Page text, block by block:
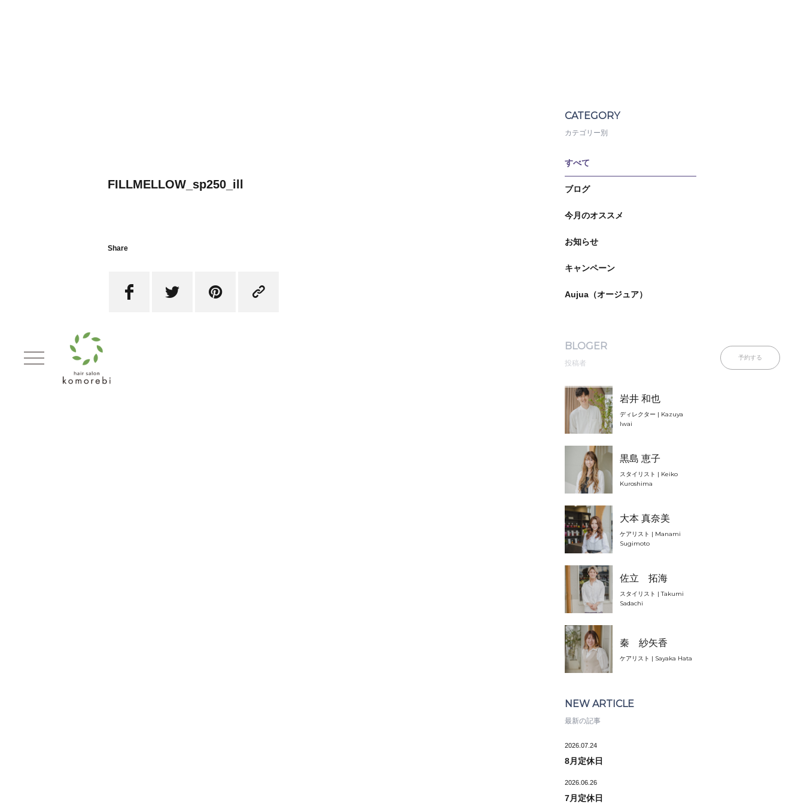
予約する
CATEGORY
カテゴリー別
すべて
ブログ
今月のオススメ
お知らせ
キャンペーン
Aujua（オージュア）
BLOGER
投稿者
岩井 和也
ディレクター | Kazuya
Iwai
黒島 恵子
スタイリスト | Keiko
Kuroshima
大本 真奈美
ケアリスト | Manami
Sugimoto
佐立 拓海
スタイリスト | Takumi
Sadachi
秦 紗矢香
ケアリスト | Sayaka Hata
NEW ARTICLE
最新の記事
2026.07.24
8月定休日
2026.06.26
7月定休日
FILLMELLOW_sp250_ill
Share
   